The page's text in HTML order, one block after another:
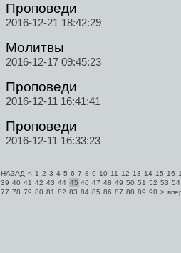
Проповеди
2016-12-21 18:42:29
Молитвы
2016-12-17 09:45:23
Проповеди
2016-12-11 16:41:41
Проповеди
2016-12-11 16:33:23
НАЗАД < 1 2 3 4 5 6 7 8 9 10 11 12 13 14 15 16
39 40 41 42 43 44 45 46 47 48 49 50 51 52 53 54
77 78 79 80 81 82 83 84 85 86 87 88 89 90 >